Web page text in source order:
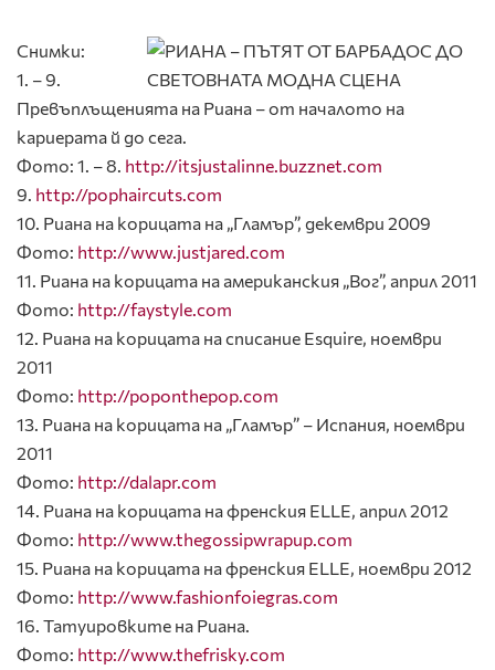
Снимки:
1. – 9.
Превъплъщенията на Риана – от началото на
кариерата й до сега.
Фото: 1. – 8. http://itsjustalinne.buzznet.com
9. http://pophaircuts.com
10. Риана на корицата на „Гламър”, декември 2009
Фото: http://www.justjared.com
11. Риана на корицата на американския „Вог”, април 2011
Фото: http://faystyle.com
12. Риана на корицата на списание Esquire, ноември
2011
Фото: http://poponthepop.com
13. Риана на корицата на „Гламър” – Испания, ноември
2011
Фото: http://dalapr.com
14. Риана на корицата на френския ELLE, април 2012
Фото: http://www.thegossipwrapup.com
15. Риана на корицата на френския ELLE, ноември 2012
Фото: http://www.fashionfoiegras.com
16. Татуировките на Риана.
Фото: http://www.thefrisky.com